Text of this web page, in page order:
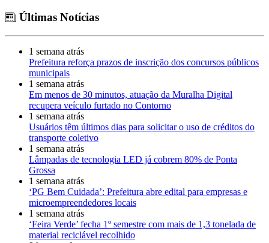
Últimas Notícias
1 semana atrás
Prefeitura reforça prazos de inscrição dos concursos públicos
municipais
1 semana atrás
Em menos de 30 minutos, atuação da Muralha Digital
recupera veículo furtado no Contorno
1 semana atrás
Usuários têm últimos dias para solicitar o uso de créditos do
transporte coletivo
1 semana atrás
Lâmpadas de tecnologia LED já cobrem 80% de Ponta
Grossa
1 semana atrás
‘PG Bem Cuidada’: Prefeitura abre edital para empresas e
microempreendedores locais
1 semana atrás
‘Feira Verde’ fecha 1º semestre com mais de 1,3 tonelada de
material reciclável recolhido